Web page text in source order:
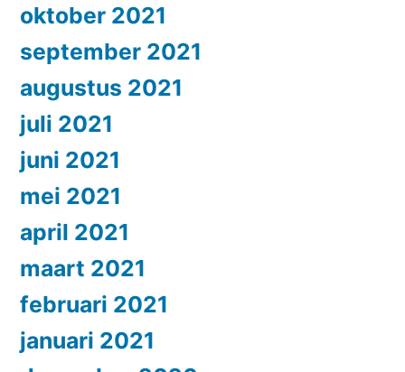
oktober 2021
september 2021
augustus 2021
juli 2021
juni 2021
mei 2021
april 2021
maart 2021
februari 2021
januari 2021